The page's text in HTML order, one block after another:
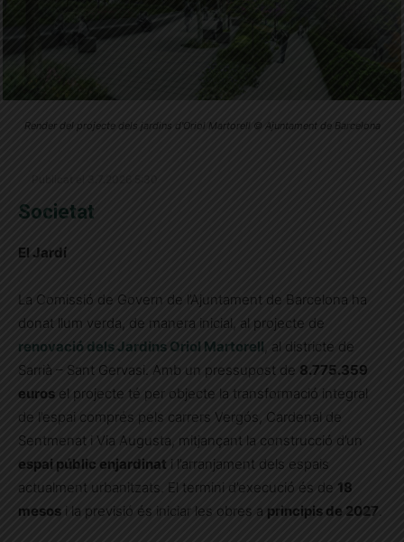
Render del projecte dels jardins d'Oriol Martorell © Ajuntament de Barcelona
Societat
El Jardí
La Comissió de Govern de l’Ajuntament de Barcelona ha
donat llum verda, de manera inicial, al projecte de
renovació dels Jardins Oriol Martorell
, al districte de
Sarrià – Sant Gervasi. Amb un pressupost de 8.775.359
euros el projecte té per objecte la transformació integral
de l’espai comprés pels carrers Vergós, Cardenal de
Sentmenat i Via Augusta, mitjançant la construcció d’un
espai públic enjardinat i l’arranjament dels espais
actualment urbanitzats. El termini d’execució és de 18
mesos i la previsió és iniciar les obres a principis de 2027.